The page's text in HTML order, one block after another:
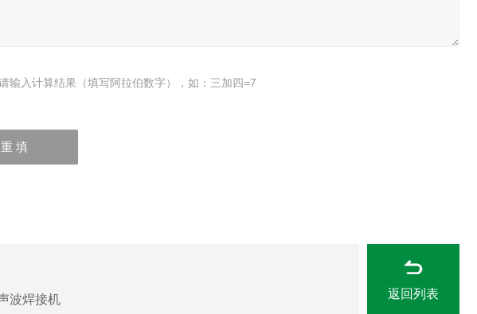
输入计算结果（填写阿拉伯数字），如：三加四=7
波焊接机 返回列表